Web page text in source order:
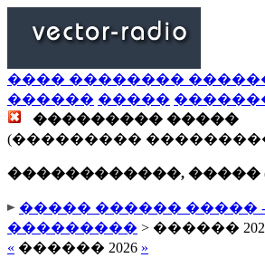
���� ��������
������ �����
��������� �����
(���������
������������, �����
����� ������ �����
��������� > ������
« ������ 2026 »